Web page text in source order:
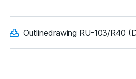
Outlinedrawing RU-103/R40